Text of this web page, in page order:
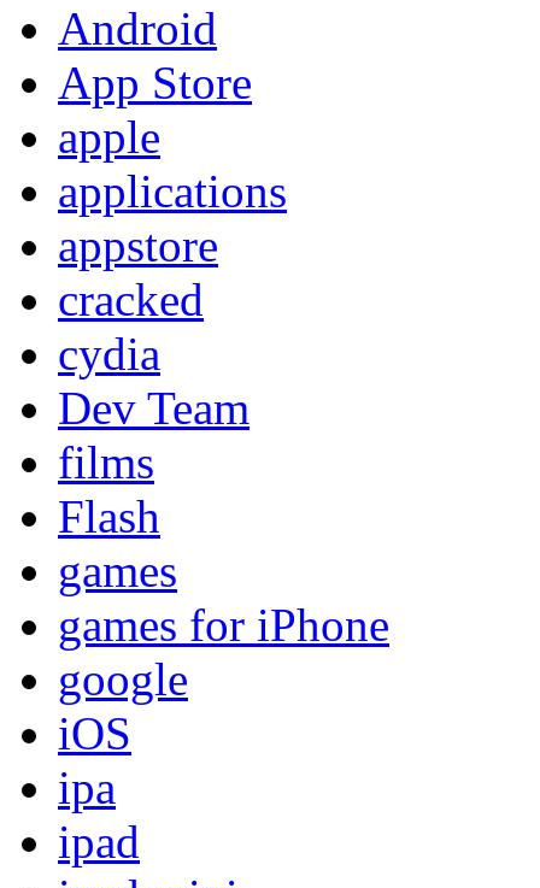
Android
App Store
apple
applications
appstore
cracked
cydia
Dev Team
films
Flash
games
games for iPhone
google
iOS
ipa
ipad